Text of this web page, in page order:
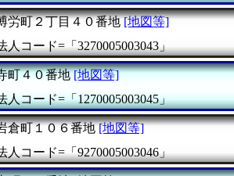
労町２丁目４０番地 [地図等]
人コード=「3270005003043」
町４０番地 [地図等]
人コード=「1270005003045」
倉町１０６番地 [地図等]
人コード=「9270005003046」